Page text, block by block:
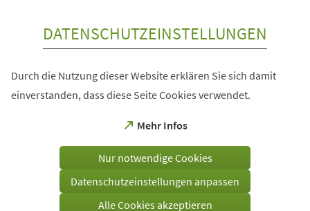
DATENSCHUTZEINSTELLUNGEN
Durch die Nutzung dieser Website erklären Sie sich damit
einverstanden, dass diese Seite Cookies verwendet.
Mehr Infos
(Öffnet
einem
Tab)
Nur notwendige Cookies
Datenschutzeinstellungen anpassen
Alle Cookies akzeptieren